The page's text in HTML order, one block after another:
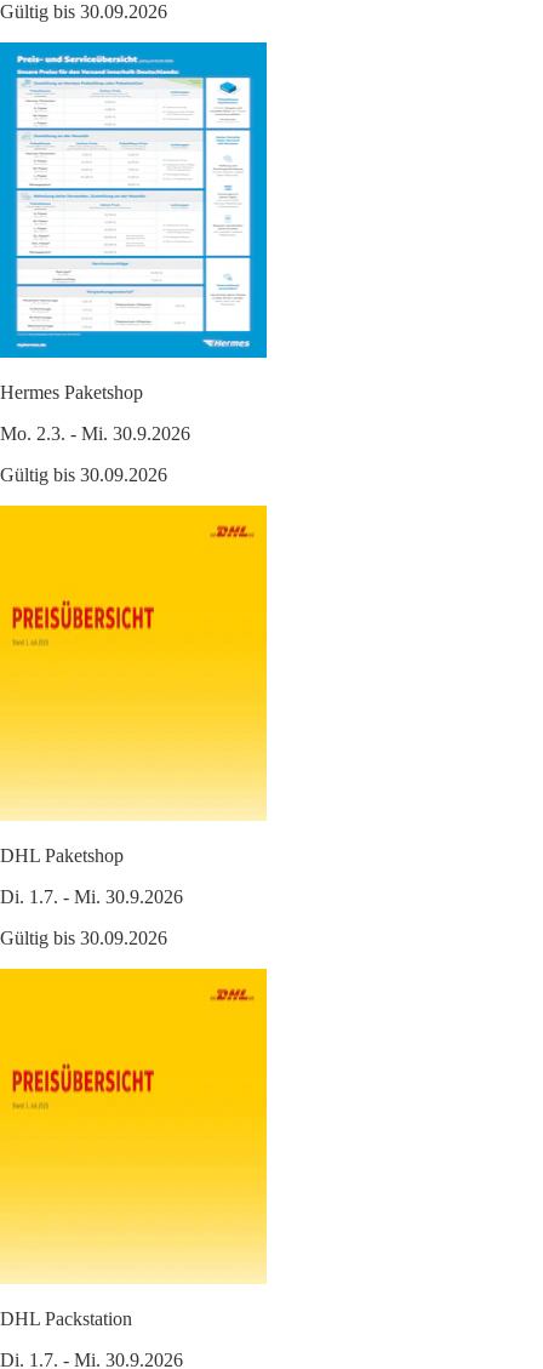
Gültig bis 30.09.2026
Hermes Paketshop
Mo. 2.3. - Mi. 30.9.2026
Gültig bis 30.09.2026
DHL Paketshop
Di. 1.7. - Mi. 30.9.2026
Gültig bis 30.09.2026
DHL Packstation
Di. 1.7. - Mi. 30.9.2026